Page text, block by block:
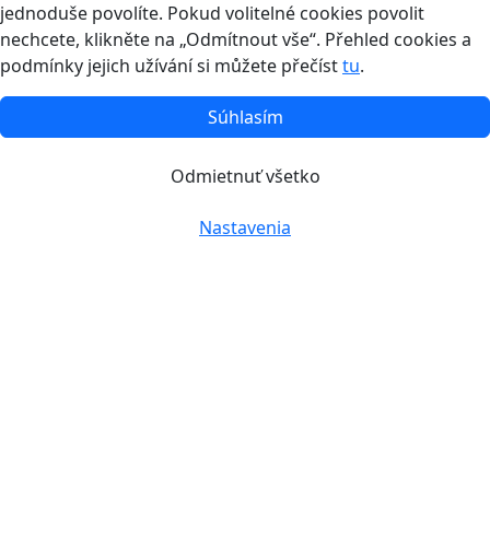
jednoduše povolíte. Pokud volitelné cookies povolit
nechcete, klikněte na „Odmítnout vše“. Přehled cookies a
podmínky jejich užívání si můžete přečísttu.
Súhlasím
Odmietnuť všetko
Nastavenia